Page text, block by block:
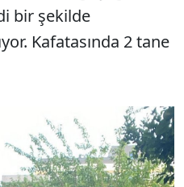
bir şekilde
Kafatasında 2 tane